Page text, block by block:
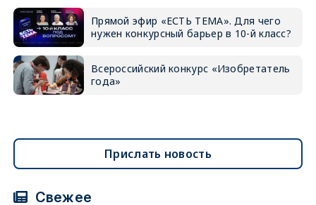
Прямой эфир «ЕСТЬ ТЕМА». Для чего
нужен конкурсный барьер в 10-й класс?
Всероссийский конкурс «Изобретатель
года»
Прислать новость
Свежее